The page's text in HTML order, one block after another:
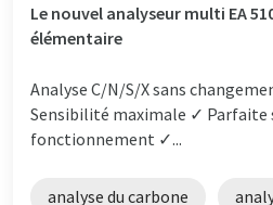
Le nouvel analyseur multi EA
élémentaire
Analyse C/N/S/X sans
Sensibilité maximale ✓ Parfaite
fonctionnement ✓...
analyse du carbone